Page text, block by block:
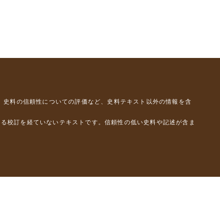
料の信頼性についての評価など、史料テキスト以外の情報を含
校訂を経ていないテキストです。信頼性の低い史料や記述が含ま